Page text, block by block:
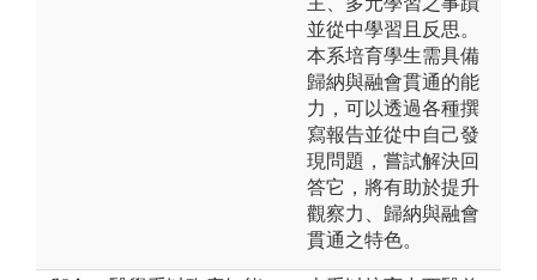
並從中學習且反思。
本系培育學生需具備
歸納與融會貫通的能
力，可以透過各種撰
寫報告並從中自己發
現問題，嘗試解決回
答它，將有助於提升
觀察力、歸納與融會
貫通之特色。